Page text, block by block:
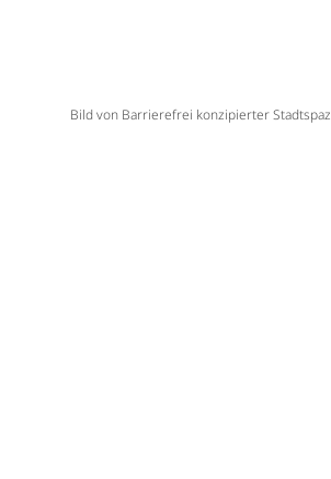
Bild von Barrierefrei konzipierter